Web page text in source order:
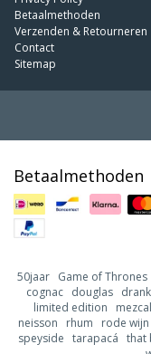
Betaalmethoden
Verzenden & Retourneren
Contact
Sitemap
Betaalmethoden
50jaar Game of Thrones
cognac douglas drank
limited edition
mezcal
neisson
rhum rode wijn
speyside tarapacá that